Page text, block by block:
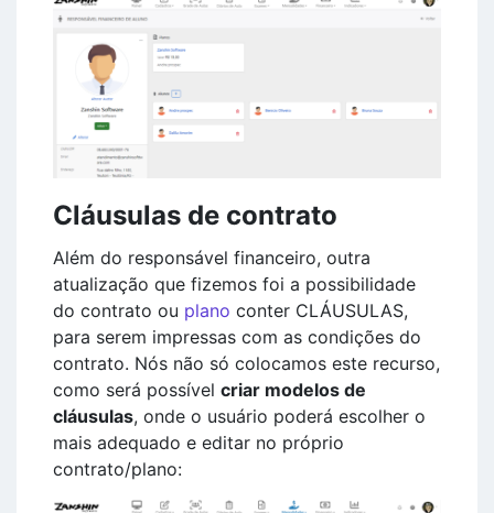
Cláusulas de contrato
Além do responsável financeiro, outra
atualização que fizemos foi a possibilidade
do contrato ou plano conter CLÁUSULAS,
para serem impressas com as condições do
contrato. Nós não só colocamos este recurso,
como será possível criar modelos de
cláusulas, onde o usuário poderá escolher o
mais adequado e editar no próprio
contrato/plano: